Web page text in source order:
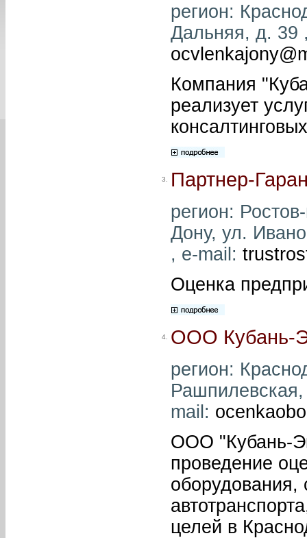
регион:
Дальняя, д. 39
Компания
реализует
3. Партнер-
регион:
Дону, ул.
, e-mail:
Оценка
4. ООО Кубань-
регион:
mail:
ООО "Кубань-
проведение
оборудования,
целей в